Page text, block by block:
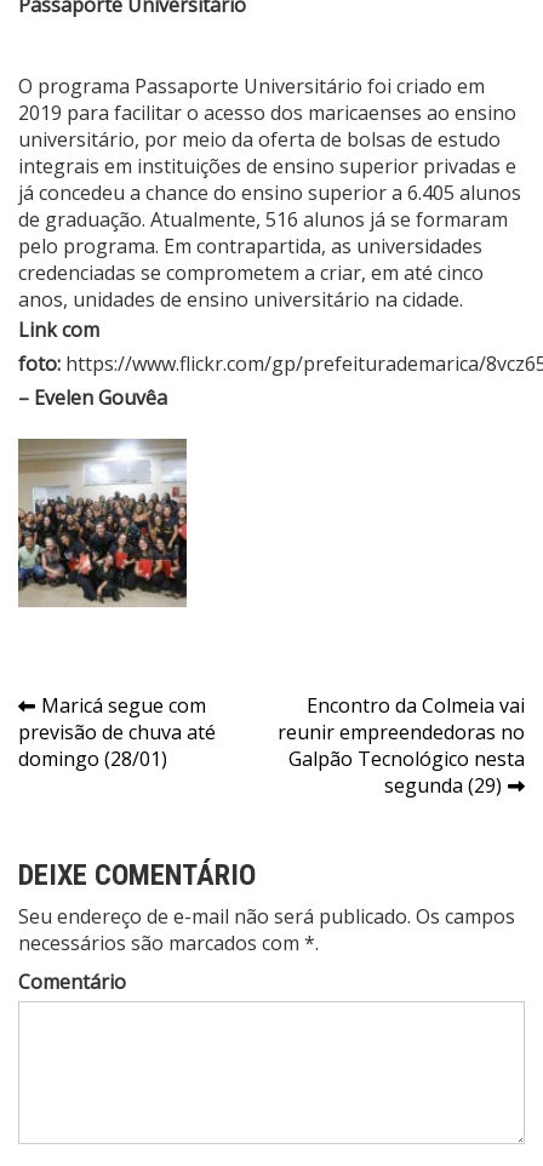
O programa Passaporte Universitário foi criado em
2019 para facilitar o acesso dos maricaenses ao ensino
universitário, por meio da oferta de bolsas de estudo
integrais em instituições de ensino superior privadas e
já concedeu a chance do ensino superior a 6.405 alunos
de graduação. Atualmente, 516 alunos já se formaram
pelo programa. Em contrapartida, as universidades
credenciadas se comprometem a criar, em até cinco
anos, unidades de ensino universitário na cidade.
Link com
foto: https://www.flickr.com/gp/prefeiturademarica/
– Evelen Gouvêa
Navegação
de
Maricá segue com
previsão de chuva até
domingo (28/01)
Encontro da Colmeia vai
reunir empreendedoras no
Galpão Tecnológico nesta
segunda (29)
DEIXE COMENTÁRIO
Seu endereço de e-mail não será publicado. Os campos
necessários são marcados com *.
Comentário